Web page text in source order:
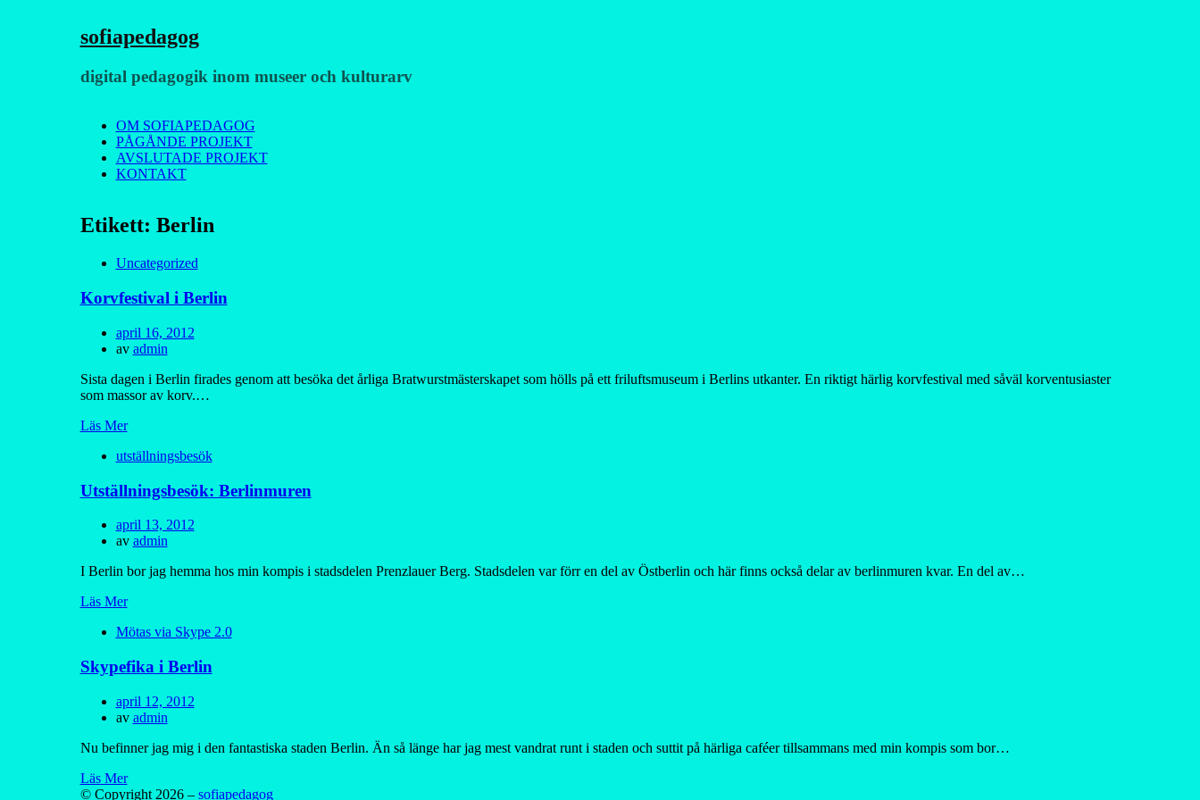
sofiapedagog
digital pedagogik inom museer och kulturarv
Hoppa
innehåll
OM SOFIAPEDAGOG
PÅGÅNDE PROJEKT
AVSLUTADE PROJEKT
KONTAKT
Etikett: Berlin
Uncategorized
Korvfestival i Berlin
Publicerad
den
april 16, 2012
av admin
Sista dagen i Berlin firades genom att besöka det årliga Bratwurstmästerskapet som hölls på ett friluftsmuseum i Berlins utkanter. En riktigt härlig korvfestival med såväl korventusiaster
som massor av korv.…
Läs Mer
utställningsbesök
Utställningsbesök: Berlinmuren
Publicerad
den
april 13, 2012
av admin
I Berlin bor jag hemma hos min kompis i stadsdelen Prenzlauer Berg. Stadsdelen var förr en del av Östberlin och här finns också delar av berlinmuren kvar. En del av…
Läs Mer
Mötas via Skype 2.0
Skypefika i Berlin
Publicerad
den
april 12, 2012
av admin
Nu befinner jag mig i den fantastiska staden Berlin. Än så länge har jag mest vandrat runt i staden och suttit på härliga caféer tillsammans med min kompis som bor…
Läs Mer
© Copyright 2026 – sofiapedagog